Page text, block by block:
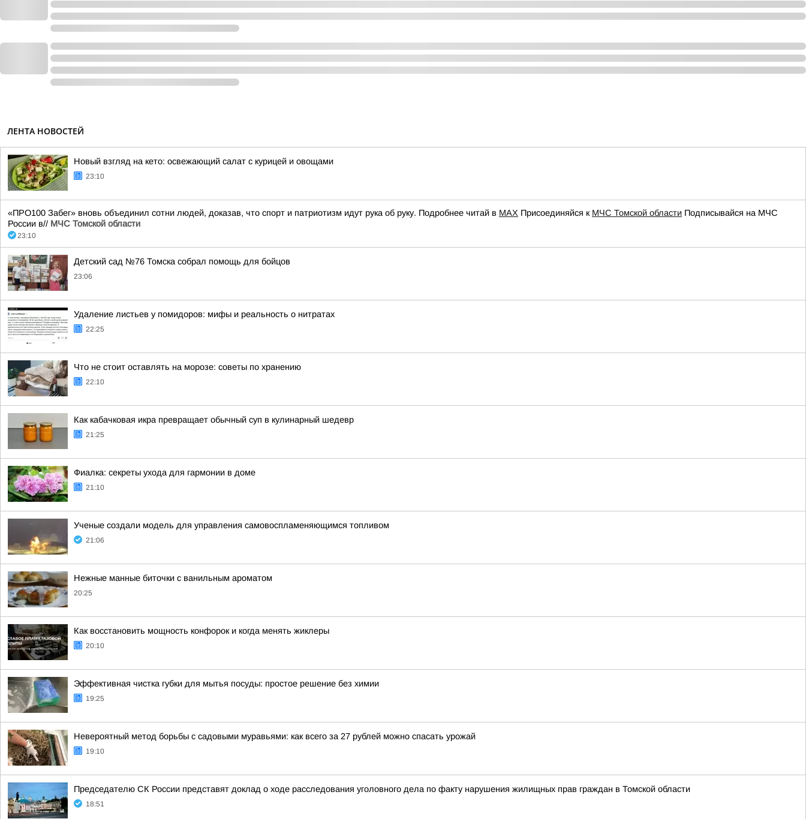
ЛЕНТА НОВОСТЕЙ
Новый взгляд на кето: освежающий салат с курицей и овощами
23:10
«ПРО100 Забег» вновь объединил сотни людей, доказав, что спорт и патриотизм идут рука об руку. Подробнее читай в МАХ Присоединяйся к МЧС Томской области Подписывайся на МЧС
России в// МЧС Томской области
23:10
Детский сад №76 Томска собрал помощь для бойцов
23:06
Удаление листьев у помидоров: мифы и реальность о нитратах
22:25
Что не стоит оставлять на морозе: советы по хранению
22:10
Как кабачковая икра превращает обычный суп в кулинарный шедевр
21:25
Фиалка: секреты ухода для гармонии в доме
21:10
Ученые создали модель для управления самовоспламеняющимся топливом
21:06
Нежные манные биточки с ванильным ароматом
20:25
Как восстановить мощность конфорок и когда менять жиклеры
20:10
Эффективная чистка губки для мытья посуды: простое решение без химии
19:25
Невероятный метод борьбы с садовыми муравьями: как всего за 27 рублей можно спасать урожай
19:10
Председателю СК России представят доклад о ходе расследования уголовного дела по факту нарушения жилищных прав граждан в Томской области
18:51